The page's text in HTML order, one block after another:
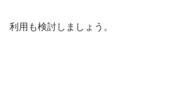
利用も検討しましょう。